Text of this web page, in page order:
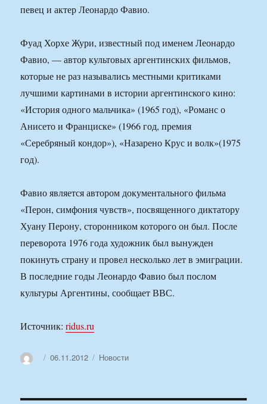
певец и актер Леонардо Фавио.
Фуад Хорхе Жури, известный под именем Леонардо
Фавио, — автор культовых аргентинских фильмов,
которые не раз назывались местными критиками
лучшими картинами в истории аргентинского кино:
«История одного мальчика» (1965 год), «Романс о
Анисето и Франциске» (1966 год, премия
«Серебряный кондор»), «Назарено Крус и волк»(1975
год).
Фавио является автором документального фильма
«Перон, симфония чувств», посвященного диктатору
Хуану Перону, сторонником которого он был. После
переворота 1976 года художник был вынужден
покинуть страну и провел несколько лет в эмиграции.
В последние годы Леонардо Фавио был послом
культуры Аргентины, сообщает ВВС.
Источник:ridus.ru
АвторОпубликовано
06.11.2012 Рубрики
Новости